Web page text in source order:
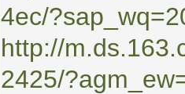
4ec/
http://
2425/